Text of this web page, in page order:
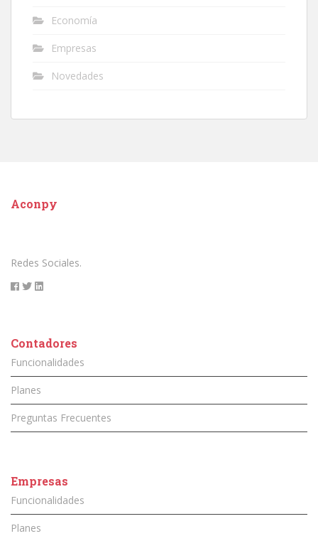
Economía
Empresas
Novedades
Aconpy
Redes Sociales.
Contadores
Funcionalidades
Planes
Preguntas Frecuentes
Empresas
Funcionalidades
Planes